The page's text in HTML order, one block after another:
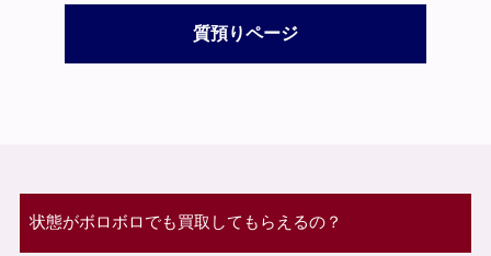
質預りページ
状態がボロボロでも買取してもらえるの？